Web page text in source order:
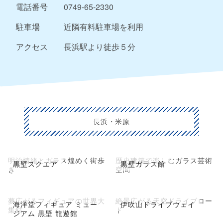
電話番号
0749-65-2330
駐車場
近隣有料駐車場を利用
アクセス
長浜駅より徒歩５分
長浜・米原
黒壁スクエア
明治情緒とガラス煌めく街歩
き
黒壁ガラス館
歴史建築で楽しむガラス芸術
空間
海洋堂フィギュア ミュー
ジアム 黒壁 龍遊館
夢広がるフィギュアの世界大
集結
伊吹山ドライブウェイ
絶景広がる天空ドライブロー
ド